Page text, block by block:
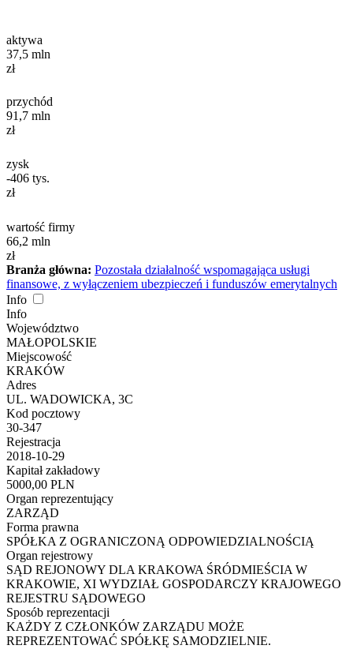
aktywa
37,5 mln
zł
przychód
91,7 mln
zł
zysk
-406 tys.
zł
wartość firmy
66,2 mln
zł
Branża główna: Pozostała działalność wspomagająca usługi
finansowe, z wyłączeniem ubezpieczeń i funduszów emerytalnych
Info
Info
Województwo
MAŁOPOLSKIE
Miejscowość
KRAKÓW
Adres
UL. WADOWICKA, 3C
Kod pocztowy
30-347
Rejestracja
2018-10-29
Kapitał zakładowy
5000,00 PLN
Organ reprezentujący
ZARZĄD
Forma prawna
SPÓŁKA Z OGRANICZONĄ ODPOWIEDZIALNOŚCIĄ
Organ rejestrowy
SĄD REJONOWY DLA KRAKOWA ŚRÓDMIEŚCIA W
KRAKOWIE, XI WYDZIAŁ GOSPODARCZY KRAJOWEGO
REJESTRU SĄDOWEGO
Sposób reprezentacji
KAŻDY Z CZŁONKÓW ZARZĄDU MOŻE
REPREZENTOWAĆ SPÓŁKĘ SAMODZIELNIE.